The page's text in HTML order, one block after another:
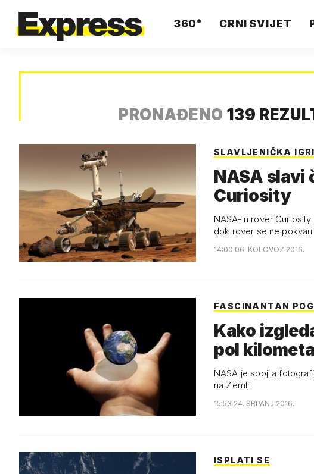
360° CRNI SVIJET
PRONAĐENO 139
SLAVLJENIČKA
NASA
Curiosity
NASA-in rover
dok rover se ne pokvari
14:00 06. KOLOVOZ 2016.
FASCINANTAN
Kako
pol
NASA je spojila
na Zemlji
15:53 24. SRPANJ 2016.
ISPLATI SE